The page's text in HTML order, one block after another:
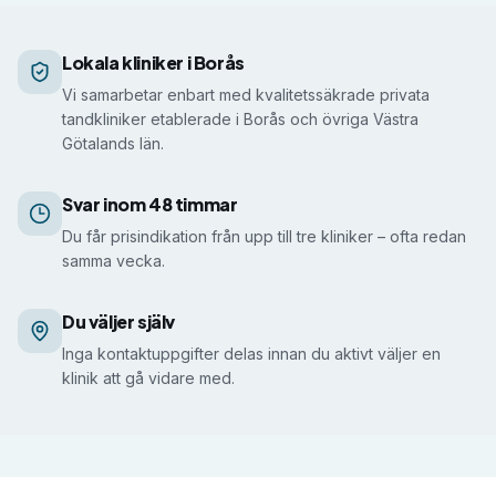
Det här gör vi åt dig i Borås
Lokala kliniker i Borås
Vi samarbetar enbart med kvalitetssäkrade privata
tandkliniker etablerade i Borås och övriga Västra
Götalands län.
Svar inom 48 timmar
Du får prisindikation från upp till tre kliniker – ofta redan
samma vecka.
Du väljer själv
Inga kontaktuppgifter delas innan du aktivt väljer en
klinik att gå vidare med.